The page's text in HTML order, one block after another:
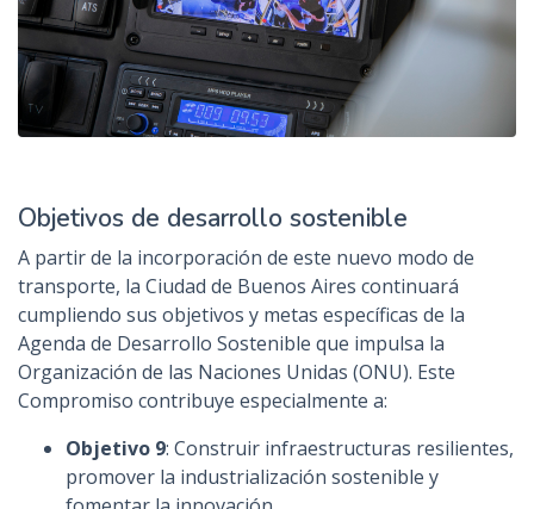
Objetivos de desarrollo sostenible
A partir de la incorporación de este nuevo modo de
transporte, la Ciudad de Buenos Aires continuará
cumpliendo sus objetivos y metas específicas de la
Agenda de Desarrollo Sostenible que impulsa la
Organización de las Naciones Unidas (ONU). Este
Compromiso contribuye especialmente a:
Objetivo 9: Construir infraestructuras resilientes,
promover la industrialización sostenible y